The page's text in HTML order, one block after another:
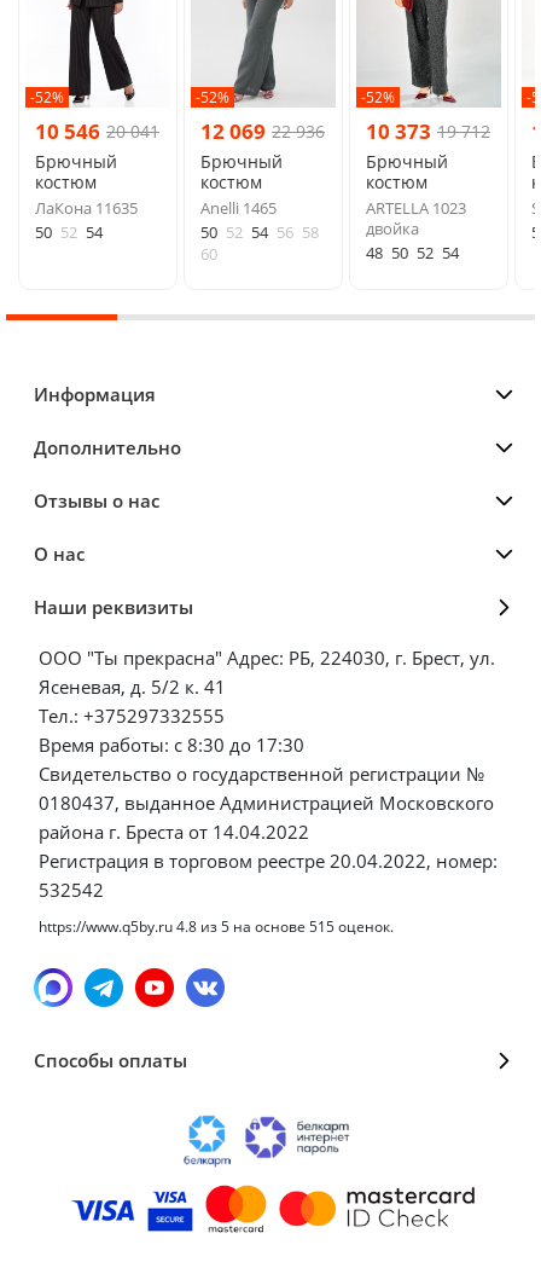
-52%
10 546 20 041
Брючный
костюм
ЛаКона 11635
50 52 54
-52%
12 069 22 936
Брючный
костюм
Anelli 1465
50 52 54 56 58
60
-52%
10 373 19 712
Брючный
костюм
ARTELLA 1023
двойка
48 50 52 54
-
Информация
Дополнительно
Отзывы о нас
О нас
Наши реквизиты
ООО "Ты прекрасна" Адрес: РБ, 224030, г. Брест, ул.
Ясеневая, д. 5/2 к. 41
Тел.: +375297332555
Время работы: с 8:30 до 17:30
Свидетельство о государственной регистрации №
0180437, выданное Администрацией Московского
района г. Бреста от 14.04.2022
Регистрация в торговом реестре 20.04.2022, номер:
532542
https://www.q5by.ru4.8 из5 на основе 515оценок.
Способы оплаты